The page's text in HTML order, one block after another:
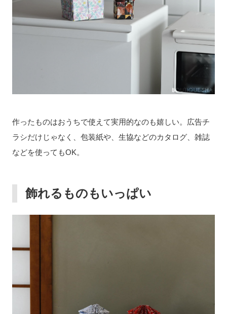
作ったものはおうちで使えて実用的なのも嬉しい。広告チ
ラシだけじゃなく、包装紙や、生協などのカタログ、雑誌
などを使ってもOK。
飾れるものもいっぱい